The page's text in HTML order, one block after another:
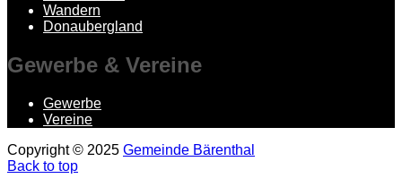
Wandern
Donaubergland
Gewerbe & Vereine
Gewerbe
Vereine
Copyright © 2025 Gemeinde Bärenthal
Back to top